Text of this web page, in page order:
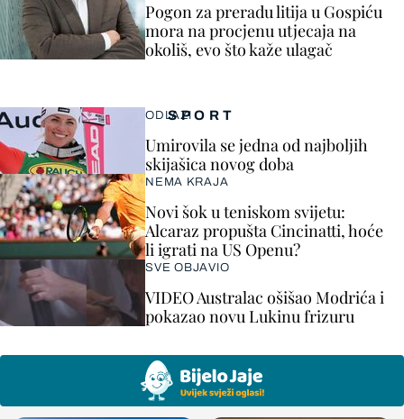
SPORT
ODLAZI
Umirovila se jedna od najboljih
skijašica novog doba
NEMA KRAJA
Novi šok u teniskom svijetu:
Alcaraz propušta Cincinatti, hoće
li igrati na US Openu?
SVE OBJAVIO
VIDEO Australac ošišao Modrića i
pokazao novu Lukinu frizuru
Pogon za preradu litija u Gospiću
mora na procjenu utjecaja na
okoliš, evo što kaže ulagač